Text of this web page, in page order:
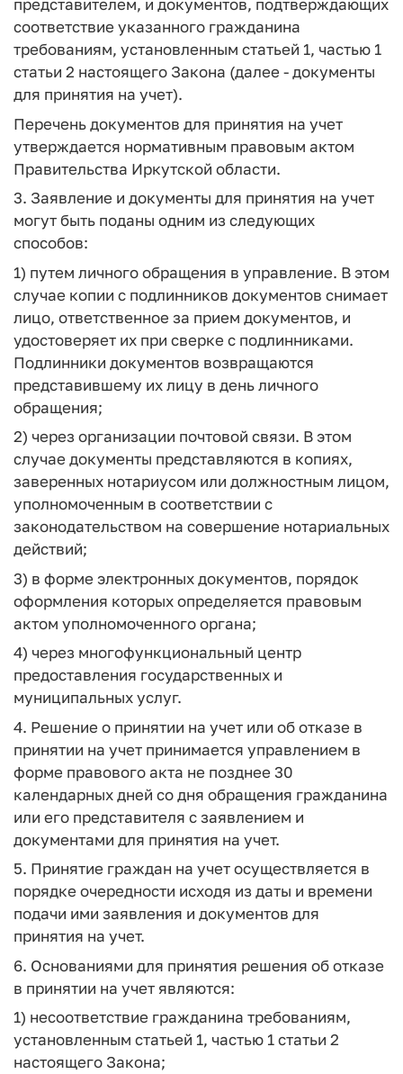
представителем, и документов, подтверждающих
соответствие указанного гражданина
требованиям, установленным статьей 1, частью 1
статьи 2 настоящего Закона (далее - документы
для принятия на учет).
Перечень документов для принятия на учет
утверждается нормативным правовым актом
Правительства Иркутской области.
3. Заявление и документы для принятия на учет
могут быть поданы одним из следующих
способов:
1) путем личного обращения в управление. В этом
случае копии с подлинников документов снимает
лицо, ответственное за прием документов, и
удостоверяет их при сверке с подлинниками.
Подлинники документов возвращаются
представившему их лицу в день личного
обращения;
2) через организации почтовой связи. В этом
случае документы представляются в копиях,
заверенных нотариусом или должностным лицом,
уполномоченным в соответствии с
законодательством на совершение нотариальных
действий;
3) в форме электронных документов, порядок
оформления которых определяется правовым
актом уполномоченного органа;
4) через многофункциональный центр
предоставления государственных и
муниципальных услуг.
4. Решение о принятии на учет или об отказе в
принятии на учет принимается управлением в
форме правового акта не позднее 30
календарных дней со дня обращения гражданина
или его представителя с заявлением и
документами для принятия на учет.
5. Принятие граждан на учет осуществляется в
порядке очередности исходя из даты и времени
подачи ими заявления и документов для
принятия на учет.
6. Основаниями для принятия решения об отказе
в принятии на учет являются:
1) несоответствие гражданина требованиям,
установленным статьей 1, частью 1 статьи 2
настоящего Закона;